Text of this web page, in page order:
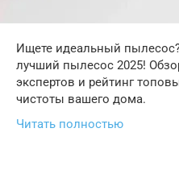
Ищете идеальный
лучший пылесос 2025!
экспертов и рейтинг
чистоты вашего дома.
Читать полностью